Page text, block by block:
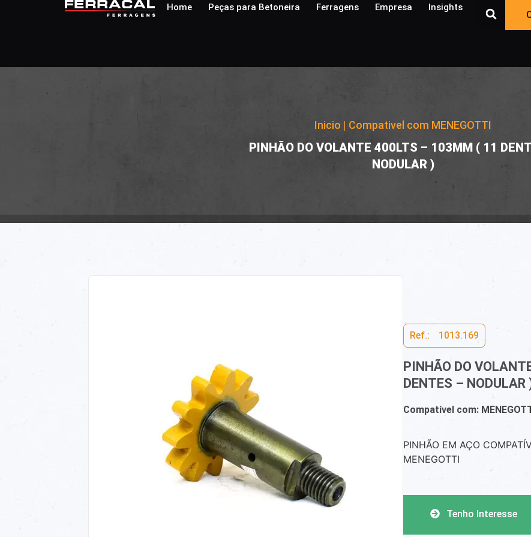
Home Peças para Betoneira Ferragens Empresa Insights​
Inicio | Compativel com MENEGOTTI
PINHÃO DO VOLANTE 400LTS – 103MM ( 11
NODULAR )
Ref.:ﾠ1013.169
PINHÃO DO
DENTES – NODULAR
Compatível com:
PINHÃO EM AÇO
MENEGOTTI
Tenho Interesse